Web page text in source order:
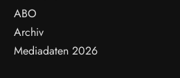
ABO
Archiv
Mediadaten 2026